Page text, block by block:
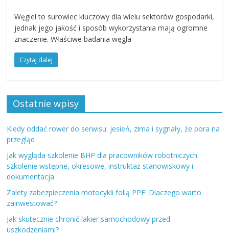
Węgiel to surowiec kluczowy dla wielu sektorów gospodarki,
jednak jego jakość i sposób wykorzystania mają ogromne
znaczenie. Właściwe badania węgla
Czytaj dalej
Ostatnie wpisy
Kiedy oddać rower do serwisu: jesień, zima i sygnały, że pora na
przegląd
Jak wygląda szkolenie BHP dla pracowników robotniczych:
szkolenie wstępne, okresowe, instruktaż stanowiskowy i
dokumentacja
Zalety zabezpieczenia motocykli folią PPF: Dlaczego warto
zainwestować?
Jak skutecznie chronić lakier samochodowy przed
uszkodzeniami?